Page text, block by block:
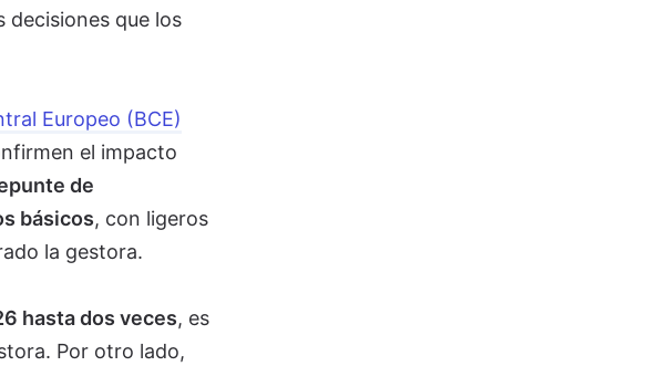
decisiones que los
Europeo (BCE)
el impacto
de
básicos, con ligeros
la gestora.
hasta dos veces, es
Por otro lado,